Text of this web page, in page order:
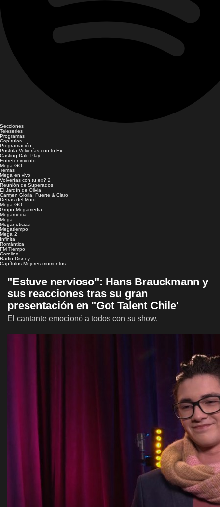
Secciones
Teleseries
Programas
Capítulos
Programación
Postula Volverías con tu Ex
Casting Dale Play
Entretenimiento
Mega GO
Temas
Mega en vivo
Volverías con tu ex? 2
Reunión de Superados
El Jardín de Olivia
Carmen Gloria, Fuerte & Claro
Detrás del Muro
Mega GO
Grupo Megamedia
Megamedia
Mega
Meganoticias
Megatiempo
Mega 2
Infinita
Romántica
FM Tiempo
Carolina
Radio Disney
Capítulos Mejores momentos
"Estuve nervioso": Hans Brauckmann y
sus reacciones tras su gran
presentación en "Got Talent Chile'
El cantante emocionó a todos con su show.